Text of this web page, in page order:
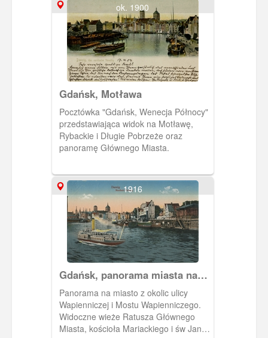
ok. 1900
Gdańsk, Motława
Pocztówka "Gdańsk, Wenecja Północy"
przedstawiająca widok na Motławę,
Rybackie i Długie Pobrzeże oraz
panoramę Głównego Miasta.
1916
Gdańsk, panorama miasta nad
Motławą
Panorama na miasto z okolic ulicy
Wapienniczej i Mostu Wapienniczego.
Widoczne wieże Ratusza Głównego
Miasta, kościoła Mariackiego i św Jana.